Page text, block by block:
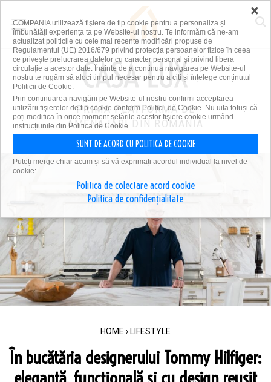
PRIMA PLATFORMĂ DE
AMENAJĂRI DIN ROMÂNIA
HOME › LIFESTYLE
În bucătăria designerului Tommy Hilfiger:
×
COMPANIA utilizează fişiere de tip cookie pentru a personaliza și
îmbunătăți experiența ta pe Website-ul nostru. Te informăm că ne-am
actualizat politicile cu cele mai recente modificări propuse de
Regulamentul (UE) 2016/679 privind protecția persoanelor fizice în ceea
ce privește prelucrarea datelor cu caracter personal și privind libera
circulație a acestor date. Înainte de a continua navigarea pe Website-ul
nostru te rugăm să aloci timpul necesar pentru a citi și înțelege conținutul
Politicii de Cookie.
Prin continuarea navigării pe Website-ul nostru confirmi acceptarea
utilizării fişierelor de tip cookie conform Politicii de Cookie. Nu uita totuși că
poți modifica în orice moment setările acestor fişiere cookie urmând
instrucțiunile din Politica de Cookie.
SUNT DE ACORD CU POLITICA DE COOKIE
Puteți merge chiar acum și să vă exprimați acordul individual la nivel de
cookie:
Politica de colectare acord cookie
Politica de confidențialitate